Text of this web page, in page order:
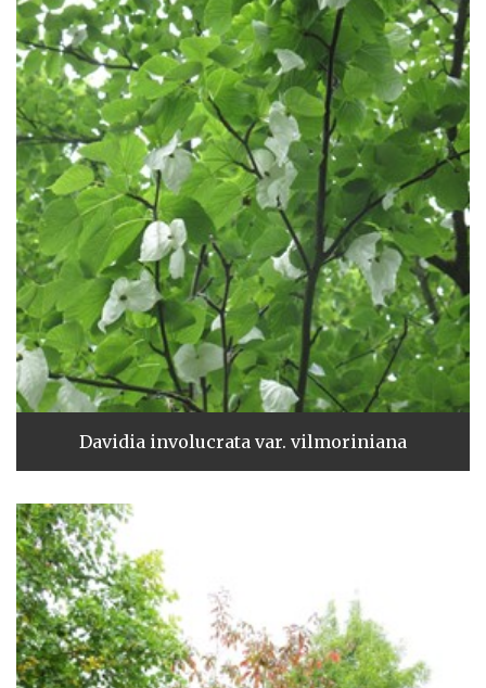
Davidia involucrata var. vilmoriniana